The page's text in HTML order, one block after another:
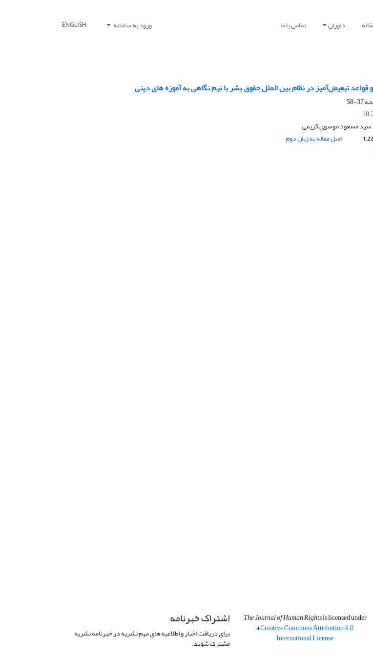
داوران تماس با ما ورود به سامانه ENGLISH
قواعد تبعیض‌آمیز در نظام بین الملل حقوق بشر با نیم نگاهی به آموزه های دینی
37-58
سید مسعود موسوی کریمی
اصل مقاله به زبان دوم
The Journal of Human Rightsis licensed under
aCreative Commons Attribution 4.0
International License
اشتراک خبرنامه
برای دریافت اخبار و اطلاعیه های مهم نشریه در خبرنامه نشریه
مشترک شوید.